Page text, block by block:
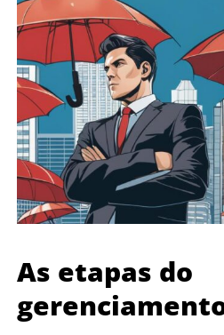
As etapas do